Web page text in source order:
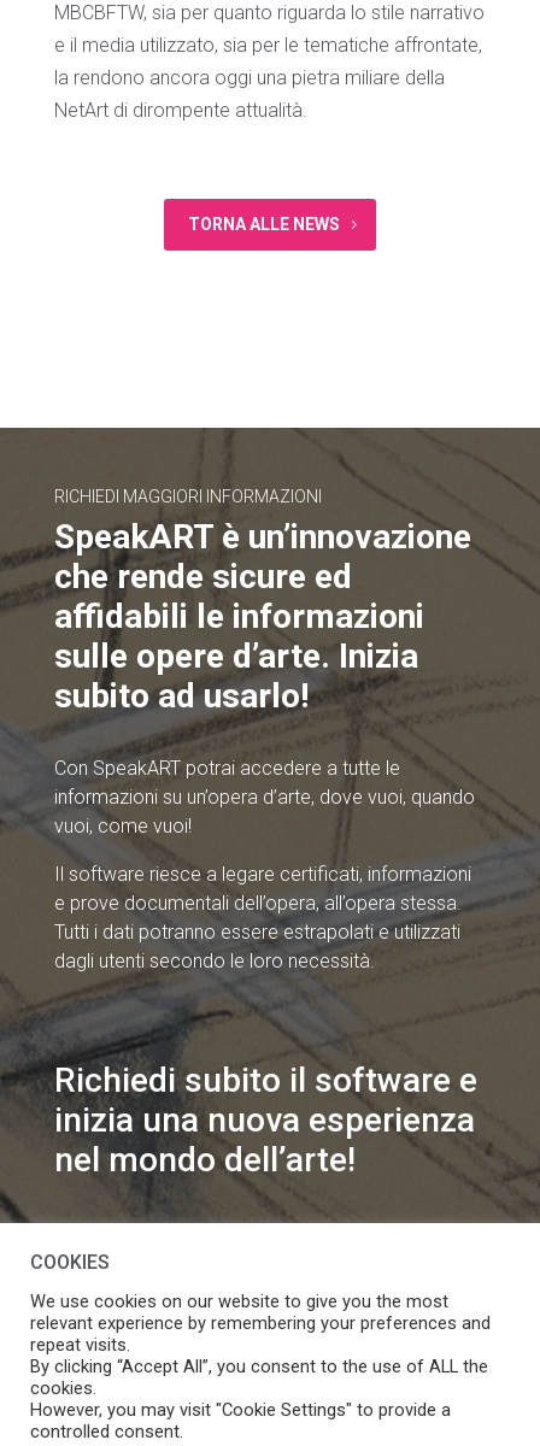
MBCBFTW, sia per quanto riguarda lo stile narrativo
e il media utilizzato, sia per le tematiche affrontate,
la rendono ancora oggi una pietra miliare della
NetArt di dirompente attualità.
TORNA ALLE NEWS
RICHIEDI MAGGIORI INFORMAZIONI
SpeakART è un’innovazione
che rende sicure ed
affidabili le informazioni
sulle opere d’arte. Inizia
subito ad usarlo!
Con SpeakART potrai accedere a tutte le
informazioni su un’opera d’arte, dove vuoi, quando
vuoi, come vuoi!
Il software riesce a legare certificati, informazioni
e prove documentali dell’opera, all’opera stessa.
Tutti i dati potranno essere estrapolati e utilizzati
dagli utenti secondo le loro necessità.
Richiedi subito il software e
inizia una nuova esperienza
nel mondo dell’arte!
Se vuoi modificare le preferenze sul consenso cookie
cliccaManage consent
COOKIES
We use cookies on our website to give you the most
relevant experience by remembering your preferences and
repeat visits.
By clicking “Accept All”, you consent to the use of ALL the
cookies.
However, you may visit "Cookie Settings" to provide a
controlled consent.